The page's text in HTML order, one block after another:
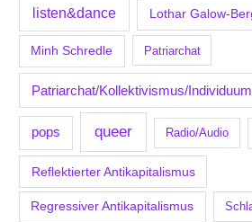
listen&dance Lothar Galow-
Minh Schredle Patriarchat
Patriarchat/Kollektivismus/Individuum
pops queer Radio/Audio
Reflektierter Antikapitalismus
Regressiver Antikapitalismus